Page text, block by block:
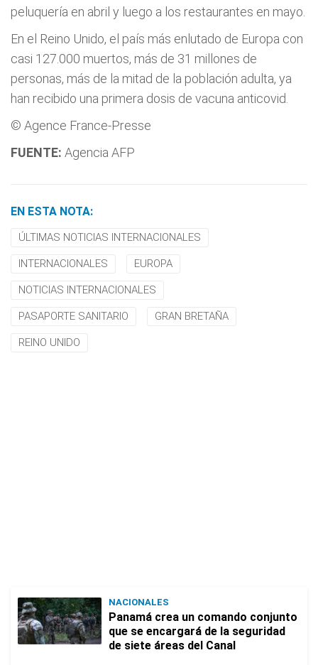
peluquería en abril y luego a los restaurantes en mayo.
En el Reino Unido, el país más enlutado de Europa con
casi 127.000 muertos, más de 31 millones de
personas, más de la mitad de la población adulta, ya
han recibido una primera dosis de vacuna anticovid.
© Agence France-Presse
FUENTE: Agencia AFP
EN ESTA NOTA:
ÚLTIMAS NOTICIAS INTERNACIONALES
INTERNACIONALES EUROPA
NOTICIAS INTERNACIONALES
PASAPORTE SANITARIO GRAN BRETAÑA
REINO UNIDO
NACIONALES
Panamá crea un comando conjunto
que se encargará de la seguridad
de siete áreas del Canal